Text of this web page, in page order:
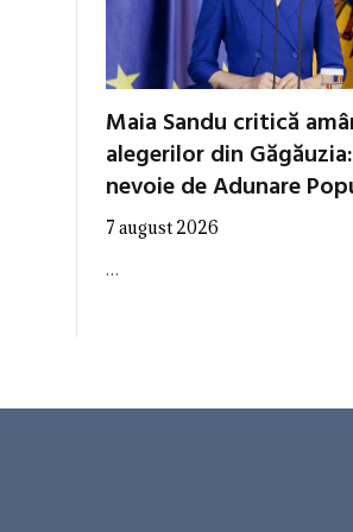
Maia Sandu critică
alegerilor din
nevoie de Adunare
7 august 2026
…